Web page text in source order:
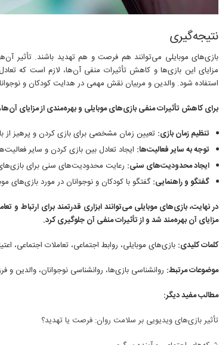
نتیجه‌گیری
بازی‌های موبایلی می‌توانند هم فرصت و هم تهدید باشند. تأثیر
مزایای این بازی‌ها و کاهش تأثیرات منفی آن‌ها، لازم است که
استفاده شود. والدین و مربیان نقش مهمی در هدایت کودکان و
برای کاهش تأثیرات منفی بازی‌های موبایلی و بهره‌مندی از مزایای
تنظیم زمان بازی: تعیین زمان مشخصی برای بازی کردن و پرهیز از
توجه به سایر فعالیت‌ها: ایجاد تعادل بین بازی کردن و سایر
ایجاد محدودیت‌های سنی: رعایت محدودیت‌های سنی برای
گفتگو و راهنمایی: گفتگو با کودکان و نوجوانان در مورد بازی‌های
در نهایت، بازی‌های موبایلی می‌توانند ابزاری قدرتمند برای ارتباط و
مزایای آن بهره‌مند شد و از تأثیرات منفی آن جلوگیری کرد.
کلمات کلیدی: بازی‌های موبایلی، روابط اجتماعی، تعاملات اجتماعی،
موضوعات مرتبط: روانشناسی بازی‌ها، روانشناسی نوجوانان، والدین و
مطالب مفید دیگر:
تأثیر بازی‌های ویدیویی بر سلامت روان: فرصت یا تهدید؟